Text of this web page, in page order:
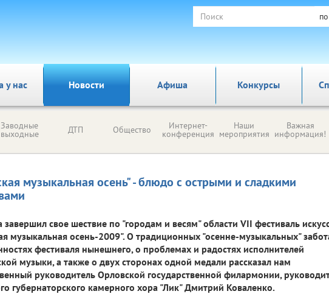
у нас Новости Афиша Конкурсы
Заводные
выходные ДТП Общество Интернет-
конференция
Наши
мероприятия
Важная
информация!
музыкальная осень" - блюдо с острыми и сладкими
завершил свое шествие по "городам и весям" области VII фестиваль
музыкальная осень-2009". О традиционных "осенне-музыкальных"
фестиваля нынешнего, о проблемах и радостях исполнителей
музыки, а также о двух сторонах одной медали рассказал нам
руководитель Орловской государственной филармонии,
губернаторского камерного хора "Лик" Дмитрий Коваленко.